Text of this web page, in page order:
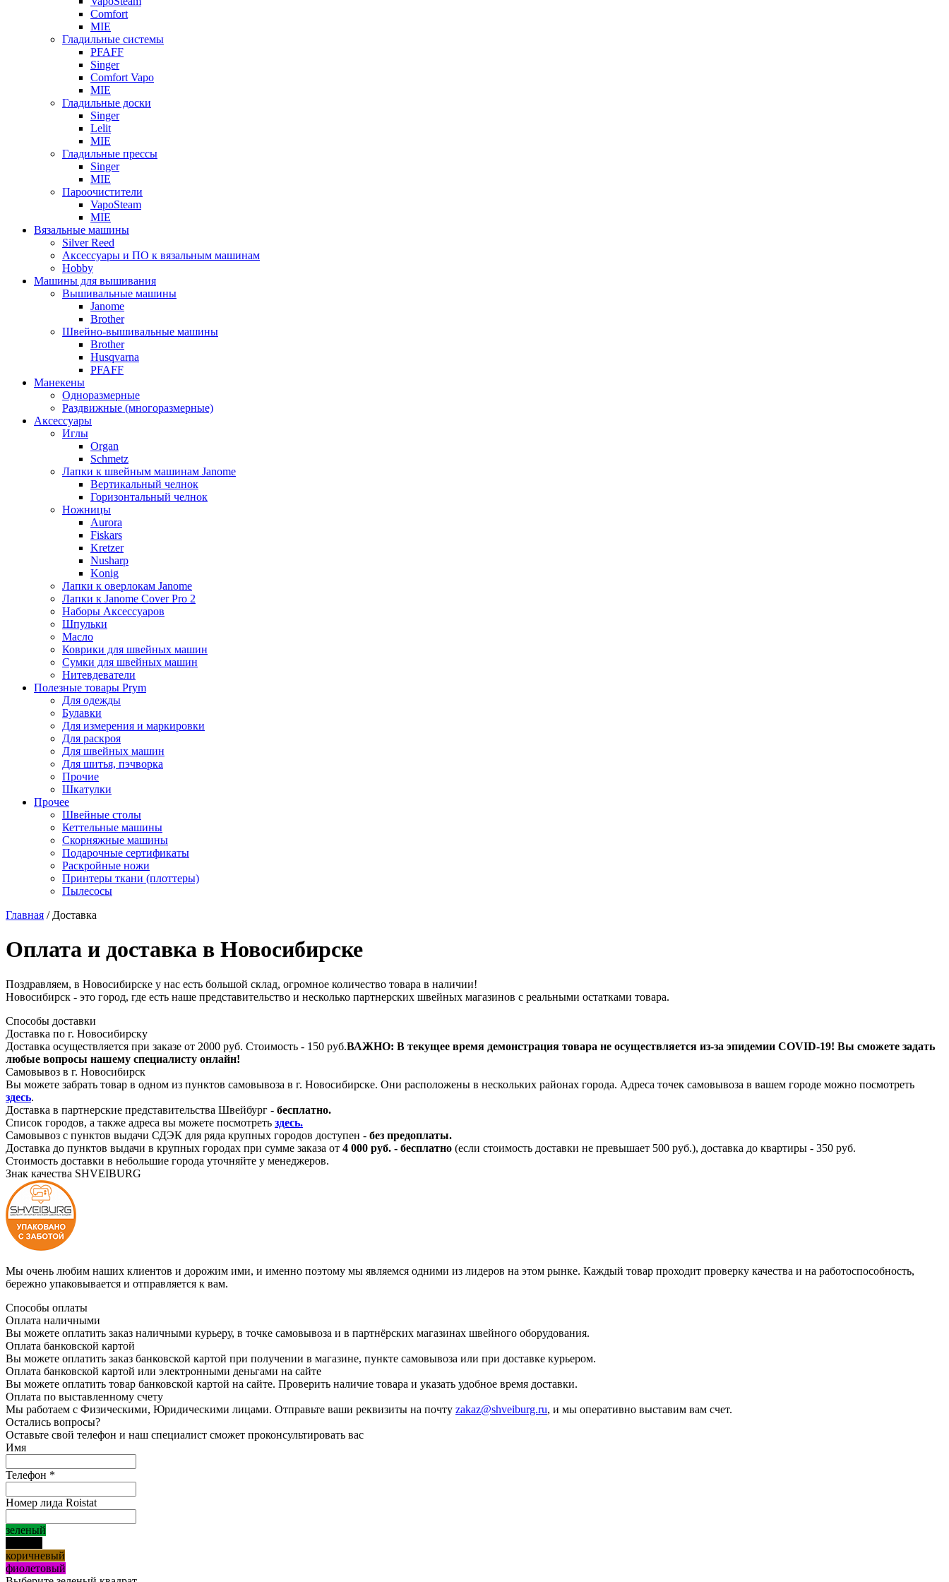
Comfort
MIE
Гладильные системы
PFAFF
Singer
Comfort Vapo
MIE
Гладильные доски
Singer
Lelit
MIE
Гладильные прессы
Singer
MIE
Пароочистители
VapoSteam
MIE
Вязальные машины
Silver Reed
Аксессуары и ПО к вязальным машинам
Hobby
Машины для вышивания
Вышивальные машины
Janome
Brother
Швейно-вышивальные машины
Brother
Husqvarna
PFAFF
Манекены
Одноразмерные
Раздвижные (многоразмерные)
Аксессуары
Иглы
Organ
Schmetz
Лапки к швейным машинам Janome
Вертикальный челнок
Горизонтальный челнок
Ножницы
Aurora
Fiskars
Kretzer
Nusharp
Konig
Лапки к оверлокам Janome
Лапки к Janome Cover Pro 2
Наборы Аксессуаров
Шпульки
Масло
Коврики для швейных машин
Сумки для швейных машин
Нитевдеватели
Полезные товары Prym
Для одежды
Булавки
Для измерения и маркировки
Для раскроя
Для швейных машин
Для шитья, пэчворка
Прочие
Шкатулки
Прочее
Швейные столы
Кеттельные машины
Скорняжные машины
Подарочные сертификаты
Раскройные ножи
Принтеры ткани (плоттеры)
Пылесосы
Главная / Доставка
Оплата и доставка в Новосибирске
Поздравляем, в Новосибирске у нас есть большой склад, огромное количество товара в наличии!
Новосибирск - это город, где есть наше представительство и несколько партнерских швейных магазинов с реальными остатками товара.
Способы доставки
Доставка по г. Новосибирску
Доставка осуществляется при заказе от 2000 руб. Стоимость - 150 руб.ВАЖНО: В текущее время демонстрация товара не осуществляется из-за эпидемии COVID-19! Вы сможете задать
любые вопросы нашему специалисту онлайн!
Самовывоз в г. Новосибирск
Вы можете забрать товар в одном из пунктов самовывоза в г. Новосибирске. Они расположены в нескольких районах города. Адреса точек самовывоза в вашем городе можно посмотреть
здесь.
Доставка в партнерские представительства Швейбург - бесплатно.
Список городов, а также адреса вы можете посмотреть здесь.
Самовывоз с пунктов выдачи СДЭК для ряда крупных городов доступен - без предоплаты.
Доставка до пунктов выдачи в крупных городах при сумме заказа от 4 000 руб. - бесплатно (если стоимость доставки не превышает 500 руб.), доставка до квартиры - 350 руб.
Стоимость доставки в небольшие города уточняйте у менеджеров.
Знак качества SHVEIBURG
Мы очень любим наших клиентов и дорожим ими, и именно поэтому мы являемся одними из лидеров на этом рынке. Каждый товар проходит проверку качества и на работоспособность,
бережно упаковывается и отправляется к вам.
Способы оплаты
Оплата наличными
Вы можете оплатить заказ наличными курьеру, в точке самовывоза и в партнёрских магазинах швейного оборудования.
Оплата банковской картой
Вы можете оплатить заказ банковской картой при получении в магазине, пункте самовывоза или при доставке курьером.
Оплата банковской картой или электронными деньгами на сайте
Вы можете оплатить товар банковской картой на сайте. Проверить наличие товара и указать удобное время доставки.
Оплата по выставленному счету
Мы работаем с Физическими, Юридическими лицами. Отправьте ваши реквизиты на почту zakaz@shveiburg.ru, и мы оперативно выставим вам счет.
Остались вопросы?
Оставьте свой телефон и наш специалист сможет проконсультировать вас
Имя
Телефон *
Номер лида Roistat
зеленый
коричневый
фиолетовый